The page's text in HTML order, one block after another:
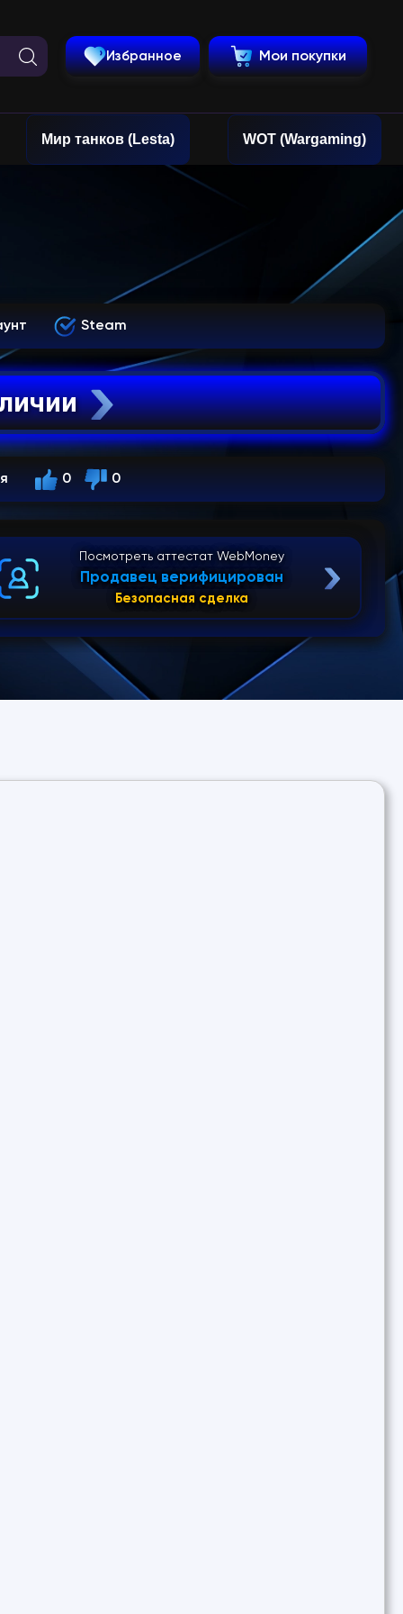
Избранное Мои покупки
Мир танков (Lesta) WOT (Wargaming)
Steam
0 0
Посмотреть аттестат WebMoney
Продавец верифицирован
Безопасная сделка